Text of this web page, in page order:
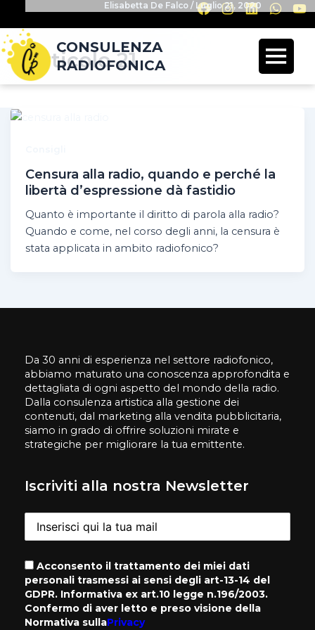
CONSULENZA
RADIOFONICA
articolo 21
Censura alla radio, quando e perché la
libertà d’espressione dà fastidio
Elisabetta De Falco/ Luglio 21, 2020
Quanto è importante il diritto di parola alla radio?
Quando e come, nel corso degli anni, la censura è
stata applicata in ambito radiofonico?
Da 30 anni di esperienza nel settore radiofonico,
abbiamo maturato una conoscenza approfondita e
dettagliata di ogni aspetto del mondo della radio.
Dalla consulenza artistica alla gestione dei
contenuti, dal marketing alla vendita pubblicitaria,
siamo in grado di offrire soluzioni mirate e
strategiche per migliorare la tua emittente.
Iscriviti alla nostra Newsletter
Acconsento il trattamento dei miei dati
personali trasmessi ai sensi degli art-13-14 del
GDPR. Informativa ex art.10 legge n.196/2003.
Confermo di aver letto e preso visione della
Normativa sullaPrivacy